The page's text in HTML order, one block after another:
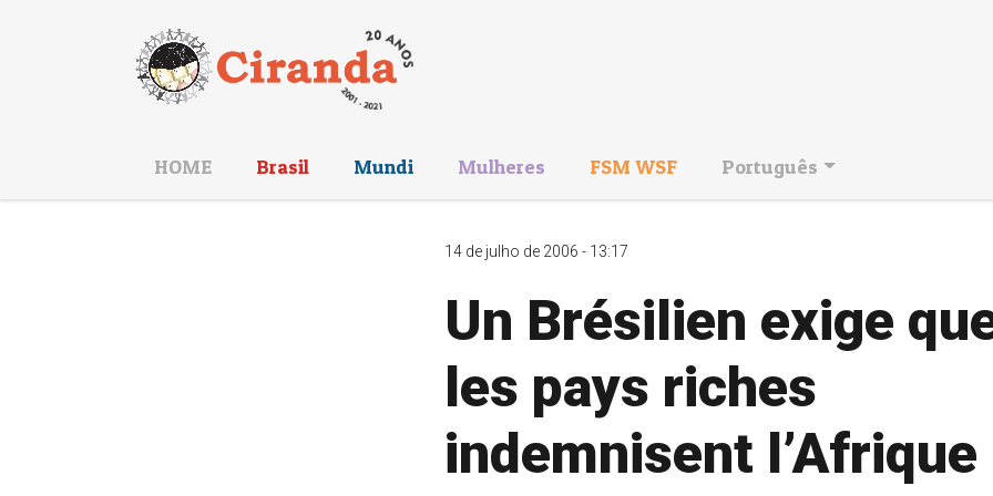
HOME Brasil Mundi Mulheres FSM WSF Português
14 de julho de 2006 - 13:17
Un Brésilien exige
les pays riches
indemnisent l’Afrique